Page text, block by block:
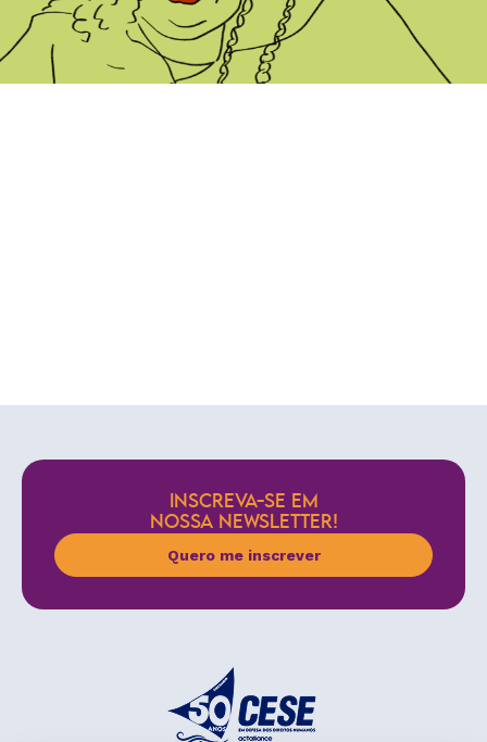
INSCREVA-SE EM
NOSSA NEWSLETTER!
Quero me inscrever